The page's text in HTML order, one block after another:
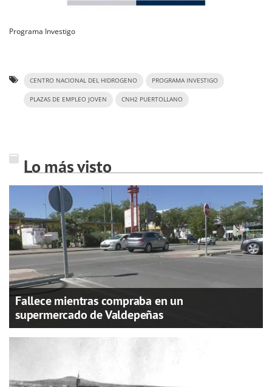
Programa Investigo
CENTRO NACIONAL DEL HIDROGENO PROGRAMA INVESTIGO
PLAZAS DE EMPLEO JOVEN CNH2 PUERTOLLANO
Lo más visto
Fallece mientras compraba en un
supermercado de Valdepeñas